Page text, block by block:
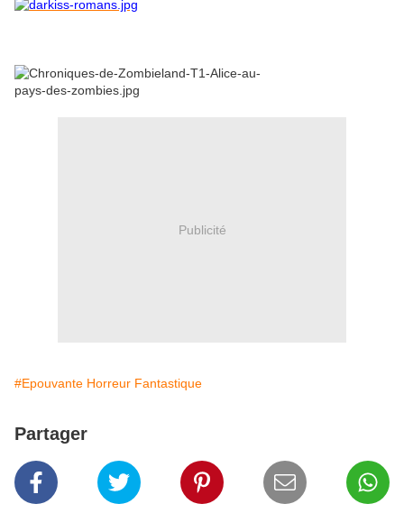
Publicité
#Epouvante Horreur Fantastique
Partager